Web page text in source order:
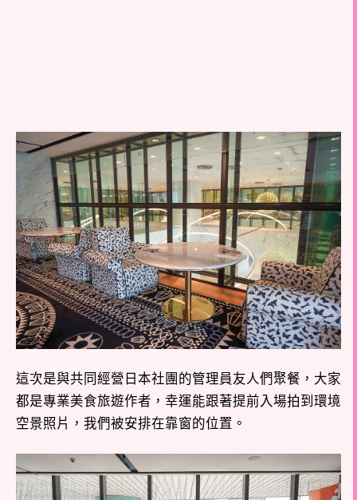
這次是與共同經營日本社團的管理員友人們聚餐，大家
都是專業美食旅遊作者，幸運能跟著提前入場拍到環境
空景照片，我們被安排在靠窗的位置。